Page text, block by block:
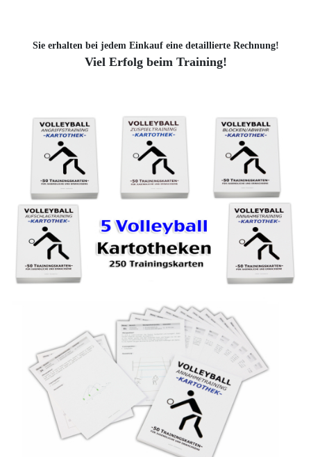
Sie erhalten bei jedem Einkauf eine detaillierte Rechnung!
Viel Erfolg beim Training!